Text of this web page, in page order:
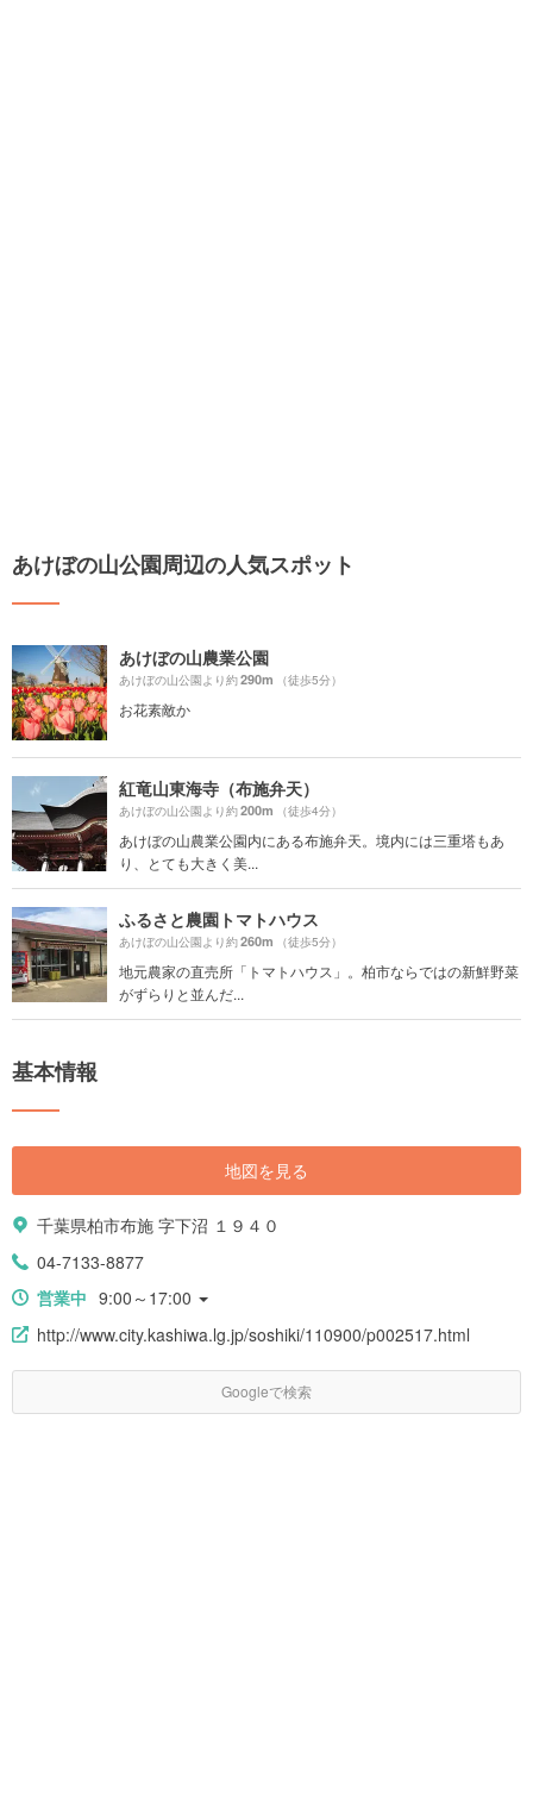
あけぼの山公園周辺の人気スポット
あけぼの山農業公園
あけぼの山公園より約290m （徒歩5分）
お花素敵か
紅竜山東海寺（布施弁天）
あけぼの山公園より約200m （徒歩4分）
あけぼの山農業公園内にある布施弁天。境内には三重塔もあ
り、とても大きく美...
ふるさと農園トマトハウス
あけぼの山公園より約260m （徒歩5分）
地元農家の直売所「トマトハウス」。柏市ならではの新鮮野菜
がずらりと並んだ...
基本情報
地図を見る
千葉県柏市布施 字下沼 １９４０
04-7133-8877
営業中 9:00～17:00
http://www.city.kashiwa.lg.jp/soshiki/110900/p002517.html
Googleで検索